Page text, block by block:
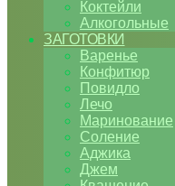
Коктейли
Алкогольные
ЗАГОТОВКИ
Варенье
Конфитюр
Повидло
Лечо
Маринование
Соление
Аджика
Джем